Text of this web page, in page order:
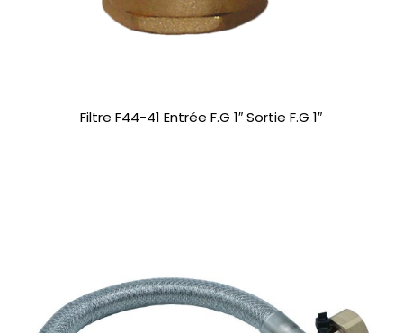
Filtre F44-41 Entrée F.G 1″ Sortie F.G 1″